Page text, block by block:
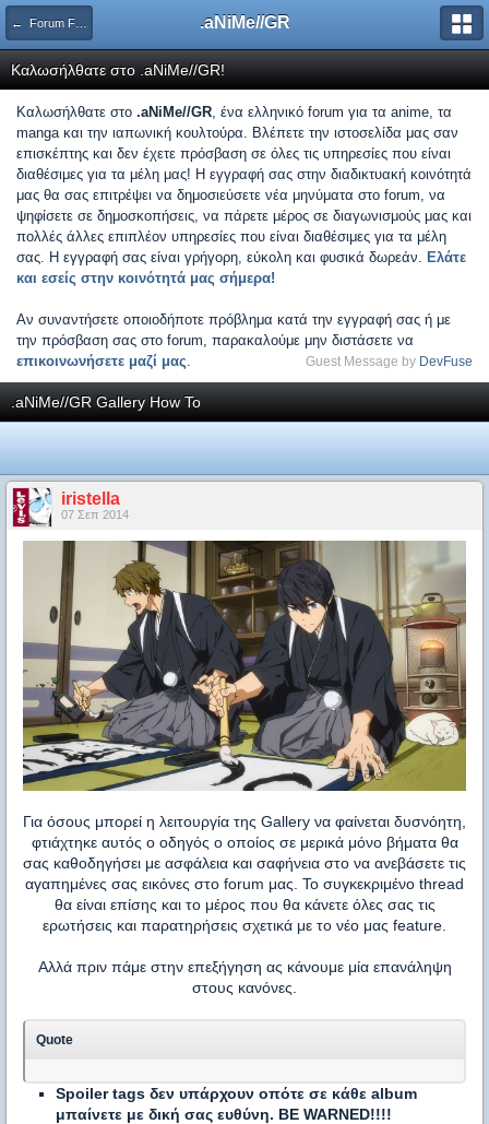
← Forum Feedback .aNiMe//GR
Καλωσήλθατε στο .aNiMe//GR!
Καλωσήλθατε στο .aNiMe//GR, ένα ελληνικό forum για τα anime, τα
manga και την ιαπωνική κουλτούρα. Βλέπετε την ιστοσελίδα μας σαν
επισκέπτης και δεν έχετε πρόσβαση σε όλες τις υπηρεσίες που είναι
διαθέσιμες για τα μέλη μας! Η εγγραφή σας στην διαδικτυακή κοινότητά
μας θα σας επιτρέψει να δημοσιεύσετε νέα μηνύματα στο forum, να
ψηφίσετε σε δημοσκοπήσεις, να πάρετε μέρος σε διαγωνισμούς μας και
πολλές άλλες επιπλέον υπηρεσίες που είναι διαθέσιμες για τα μέλη
σας. Η εγγραφή σας είναι γρήγορη, εύκολη και φυσικά δωρεάν. Ελάτε
και εσείς στην κοινότητά μας σήμερα!
Αν συναντήσετε οποιοδήποτε πρόβλημα κατά την εγγραφή σας ή με
την πρόσβαση σας στο forum, παρακαλούμε μην διστάσετε να
επικοινωνήσετε μαζί μας. Guest Message by DevFuse
.aNiMe//GR Gallery How To
iristella
07 Σεπ 2014
Για όσους μπορεί η λειτουργία της Gallery να φαίνεται δυσνόητη,
φτιάχτηκε αυτός ο οδηγός ο οποίος σε μερικά μόνο βήματα θα
σας καθοδηγήσει με ασφάλεια και σαφήνεια στο να ανεβάσετε τις
αγαπημένες σας εικόνες στο forum μας. To συγκεκριμένο thread
θα είναι επίσης και το μέρος που θα κάνετε όλες σας τις
ερωτήσεις και παρατηρήσεις σχετικά με το νέο μας feature.
Aλλά πριν πάμε στην επεξήγηση ας κάνουμε μία επανάληψη
στους κανόνες.
Quote
Spoiler tags δεν υπάρχουν οπότε σε κάθε album
μπαίνετε με δική σας ευθύνη. BE WARNED!!!!